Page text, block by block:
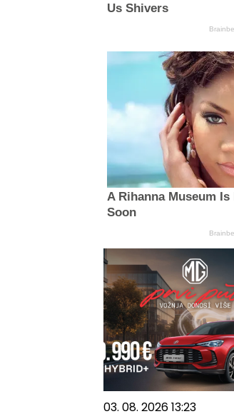
Us Shivers
A Rihanna Museum
Soon
03. 08. 2026 13:23